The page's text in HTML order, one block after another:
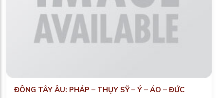
ĐÔNG TÂY ÂU: PHÁP – THỤY SỸ – Ý – ÁO – ĐỨC